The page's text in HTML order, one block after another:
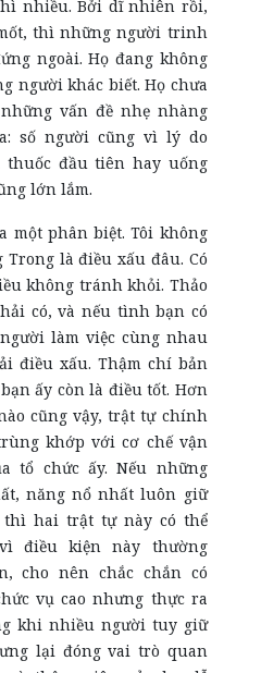
nhiều. Bởi dĩ nhiên rồi,
thì những người trinh
ngoài. Họ đang không
người khác biết. Họ chưa
vấn đề nhẹ nhàng
số người cũng vì lý do
đầu tiên hay uống
lớn lắm.
một phân biệt. Tôi không
Trong là điều xấu đâu. Có
không tránh khỏi. Thảo
có, và nếu tình bạn có
làm việc cùng nhau
điều xấu. Thậm chí bản
ấy còn là điều tốt. Hơn
cũng vậy, trật tự chính
khớp với cơ chế vận
tổ chức ấy. Nếu những
năng nổ nhất luôn giữ
thì hai trật tự này có thể
điều kiện này thường
cho nên chắc chắn có
vụ cao nhưng thực ra
khi nhiều người tuy giữ
lại đóng vai trò quan